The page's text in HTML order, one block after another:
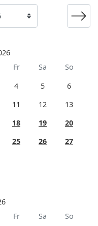
Fr Sa
So
4 5
6
11 12
13
18 19
20
25 26
27
Fr Sa
So